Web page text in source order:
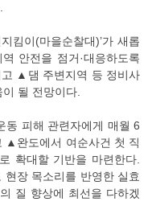
킴이(마을순찰대)’가 새롭
안전을 점거·대응하도록
▲댐 주변지역 등 정비사
될 전망이다.
피해 관련자에게 매월 6
▲완도에서 여순사건 첫 직
확대할 기반을 마련한다.
현장 목소리를 반영한 실효
질 향상에 최선을 다하겠